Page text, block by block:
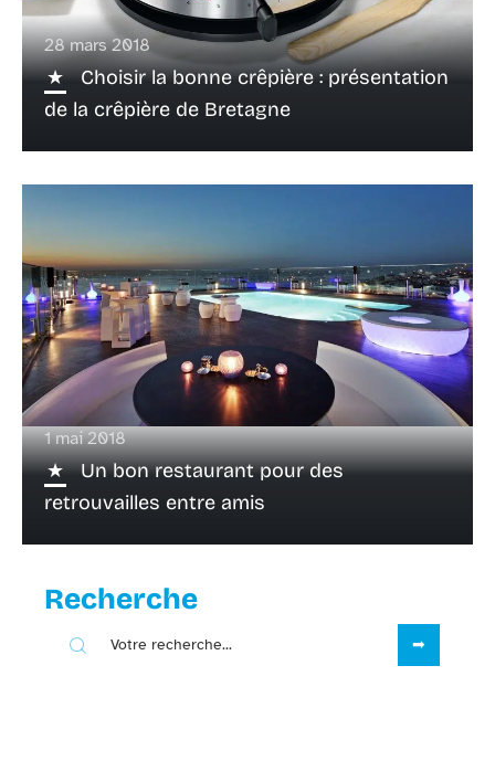
28 mars 2018
Choisir la bonne crêpière : présentation
de la crêpière de Bretagne
1 mai 2018
Un bon restaurant pour des
retrouvailles entre amis
Recherche